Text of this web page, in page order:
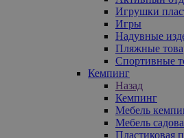
Игрушки
Игры
Надувные
Пляжные
Спортивные
Кемпинг
Назад
Кемпинг
Мебель
Мебель
Пластиковая